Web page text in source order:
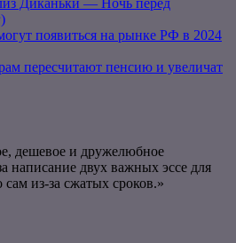
появиться на рынке РФ в 2024
пересчитают пенсию и увеличат
дешевое и дружелюбное
написание двух важных эссе для
из-за сжатых сроков.»